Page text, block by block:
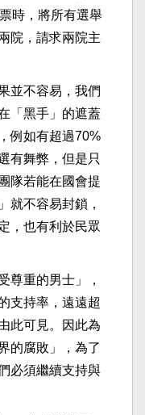
時，將所有選舉
院，請求兩院主
並不容易，我們
「黑手」的遮蓋
例如有超過70%
有舞弊，但是只
隊若能在國會提
就不容易封鎖，
，也有利於民眾
尊重的男士」，
支持率，遠遠超
此可見。因此為
的腐敗」，為了
必須繼續支持與